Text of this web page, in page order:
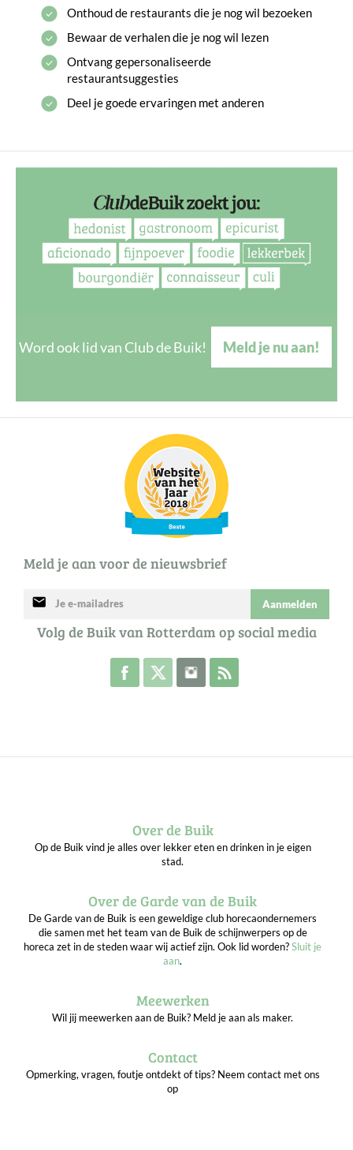
Onthoud de restaurants die je nog wil bezoeken
Bewaar de verhalen die je nog wil lezen
Ontvang gepersonaliseerde
restaurantsuggesties
Deel je goede ervaringen met anderen
Word ook lid van Club de Buik! Meld je nu aan!
Meld je aan voor de nieuwsbrief
mail Aanmelden
Volg de Buik van Rotterdam op social media
Volg de Buik op Facebook
Volg de Buik op Twitter
Volg de Buik op Instagram
Over de Buik
Op de Buik vind je alles over lekker eten en drinken in je eigen
stad.
Over de Garde van de Buik
De Garde van de Buik is een geweldige club horecaondernemers
die samen met het team van de Buik de schijnwerpers op de
horeca zet in de steden waar wij actief zijn. Ook lid worden?Sluit je
aan.
Meewerken
Wil jij meewerken aan de Buik? Meld je aan als maker.
Contact
Opmerking, vragen, foutje ontdekt of tips? Neem contact met ons
op